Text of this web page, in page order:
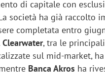
di capitale con
società ha già raccolto
completata entro
Clearwater, tra le
sul mid-market, ha
Banca Akros ha